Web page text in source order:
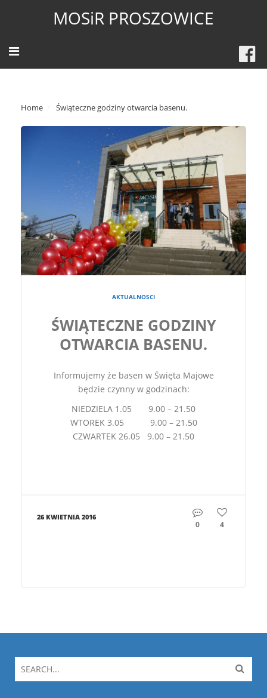
MOSiR PROSZOWICE
Home Świąteczne godziny otwarcia basenu.
AKTUALNOSCI
ŚWIĄTECZNE GODZINY
OTWARCIA BASENU.
Informujemy że basen w Święta Majowe
będzie czynny w godzinach:
NIEDZIELA 1.05 9.00 – 21.50
WTOREK 3.05 9.00 – 21.50
CZWARTEK 26.05 9.00 – 21.50
26 KWIETNIA 2016
0 4